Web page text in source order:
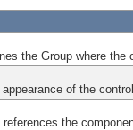
the Group where the
of the
the